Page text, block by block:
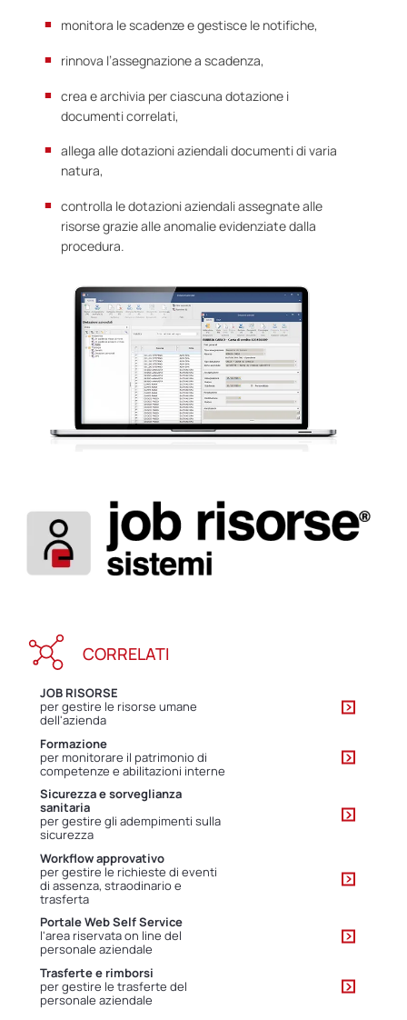
monitora le scadenze e gestisce le notifiche,
rinnova l’assegnazione a scadenza,
crea e archivia per ciascuna dotazione i
documenti correlati,
allega alle dotazioni aziendali documenti di varia
natura,
controlla le dotazioni aziendali assegnate alle
risorse grazie alle anomalie evidenziate dalla
procedura.
CORRELATI
JOB RISORSE
per gestire le risorse umane
dell'azienda
Formazione
per monitorare il patrimonio di
competenze e abilitazioni interne
Sicurezza e sorveglianza
sanitaria
per gestire gli adempimenti sulla
sicurezza
Workflow approvativo
per gestire le richieste di eventi
di assenza, straodinario e
trasferta
Portale Web Self Service
l'area riservata on line del
personale aziendale
Trasferte e rimborsi
per gestire le trasferte del
personale aziendale